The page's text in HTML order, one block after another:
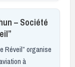
– Société
Réveil” organise
à